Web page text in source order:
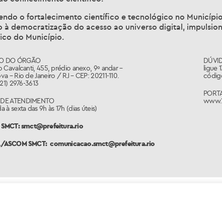
o fortalecimento científico e tecnológico no
à democratização do acesso ao universo digital,
do Município.
DO ÓRGÃO
Cavalcanti, 455, prédio anexo, 9º andar –
– Rio de Janeiro / RJ – CEP: 20211-110.
2976-3613
ATENDIMENTO
à sexta das 9h às 17h (dias úteis)
SMCT: smct@prefeitura.rio
ASCOM SMCT:comunicacao.smct@prefeitura.rio
ligue